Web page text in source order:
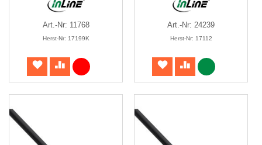
Art.-Nr: 11768
Herst-Nr: 17199K
Art.-Nr: 24239
Herst-Nr: 17112